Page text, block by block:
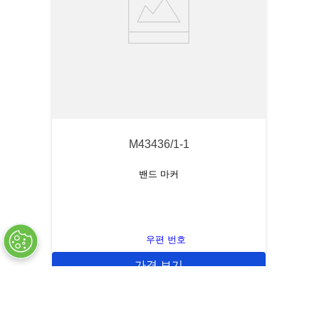
M43436/1-1
밴드 마커
우편 번호
가격 보기